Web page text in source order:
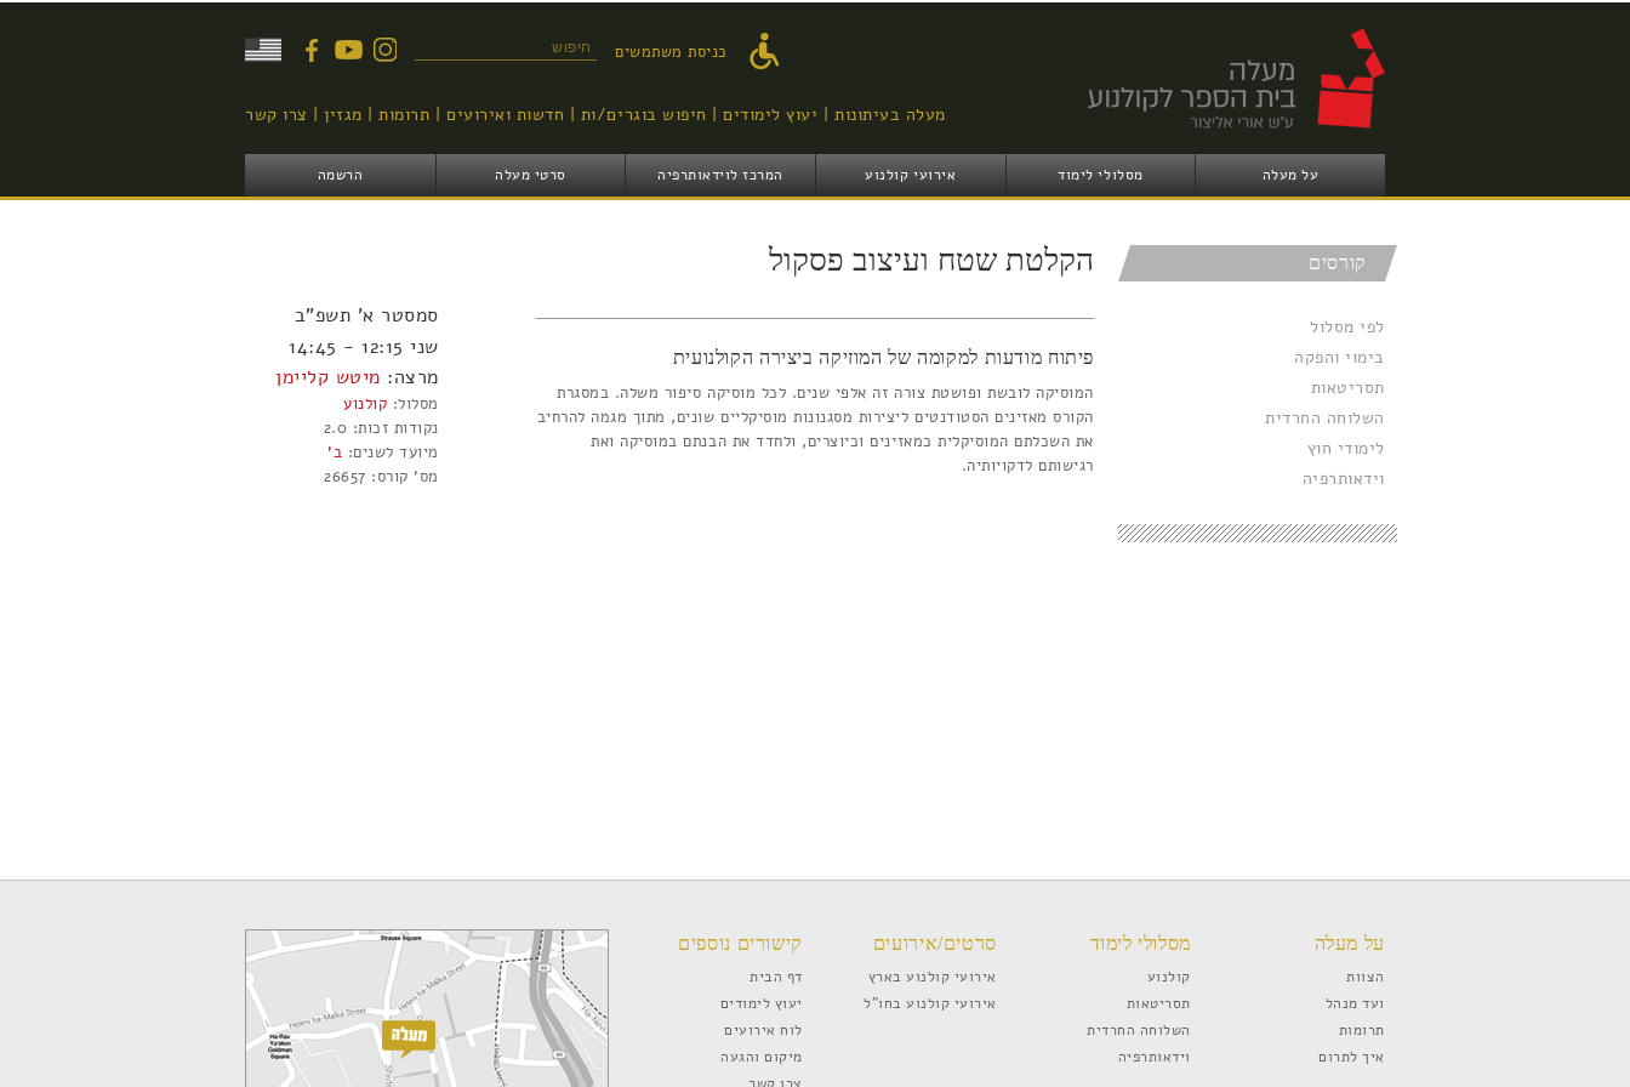
העיקרי
טופס חיפוש כניסת משתמשים
מעלה בעיתונות יעוץ לימודים חיפוש בוגרים/ות חדשות ואירועים תרומות מגזין צרו קשר
על מעלה מסלולי לימוד אירועי קולנוע המרכז לוידאותרפיה סרטי מעלה הרשמה
קורסים
לפי מסלול
בימוי והפקה
תסריטאות
השלוחה החרדית
לימודי חוץ
וידאותרפיה
הקלטת שטח ועיצוב פסקול
פיתוח מודעות למקומה של המוזיקה ביצירה הקולנועית
המוסיקה לובשת ופושטת צורה זה אלפי שנים. לכל מוסיקה סיפור משלה. במסגרת
הקורס מאזינים הסטודנטים ליצירות מסגנונות מוסיקליים שונים, מתוך מגמה להרחיב
את השכלתם המוסיקלית כמאזינים וכיוצרים, ולחדד את הבנתם במוסיקה ואת
רגישותם לדקויותיה.
סמסטר א' תשפ"ב
שני 12:15 - 14:45
מרצה: מיטש קליימן
מסלול: קולנוע
נקודות זכות: 2.0
מיועד לשנים: ב'
מס' קורס: 26657
על מעלה
הצוות
ועד מנהל
תרומות
איך לתרום
מסלולי לימוד
קולנוע
תסריטאות
השלוחה החרדית
וידאותרפיה
סרטים/אירועים
אירועי קולנוע בארץ
אירועי קולנוע בחו”ל
קישורים נוספים
דף הבית
יעוץ לימודים
לוח אירועים
מיקום והגעה
צרו קשר